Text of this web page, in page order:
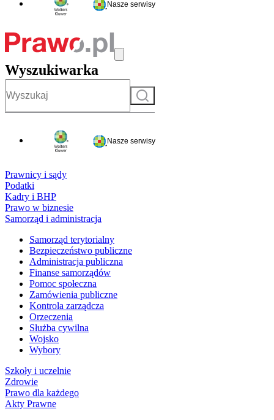
Nasze serwisy
Wyszukiwarka
Szukaj
Nasze serwisy
Prawnicy i sądy
Podatki
Kadry i BHP
Prawo w biznesie
Samorząd i administracja
Samorząd terytorialny
Bezpieczeństwo publiczne
Administracja publiczna
Finanse samorządów
Pomoc społeczna
Zamówienia publiczne
Kontrola zarządcza
Orzeczenia
Służba cywilna
Wojsko
Wybory
Szkoły i uczelnie
Zdrowie
Prawo dla każdego
Akty Prawne